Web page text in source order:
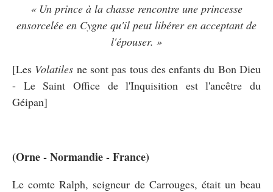
« Un prince à la chasse rencontre une princesse
ensorcelée en Cygne qu'il peut libérer en acceptant de
l'épouser. »
[Les Volatiles ne sont pas tous des enfants du Bon Dieu
- Le Saint Office de l'Inquisition est l'ancêtre du
Géipan]
(Orne - Normandie - France)
Le comte Ralph, seigneur de Carrouges, était un beau